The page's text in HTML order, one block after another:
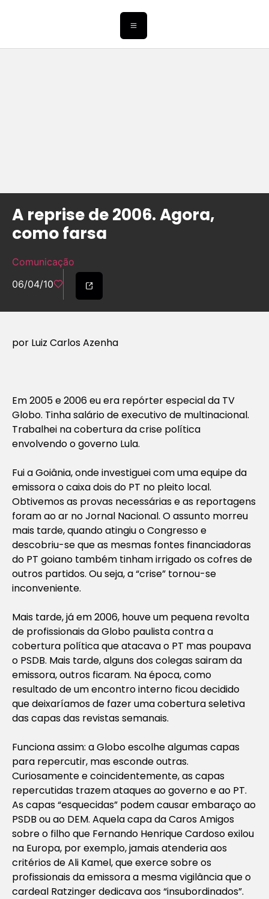
A reprise de 2006. Agora,
como farsa
Comunicação
06/04/10
por Luiz Carlos Azenha
Em 2005 e 2006 eu era repórter especial da TV
Globo. Tinha salário de executivo de multinacional.
Trabalhei na cobertura da crise política
envolvendo o governo Lula.
Fui a Goiânia, onde investiguei com uma equipe da
emissora o caixa dois do PT no pleito local.
Obtivemos as provas necessárias e as reportagens
foram ao ar no Jornal Nacional. O assunto morreu
mais tarde, quando atingiu o Congresso e
descobriu-se que as mesmas fontes financiadoras
do PT goiano também tinham irrigado os cofres de
outros partidos. Ou seja, a “crise” tornou-se
inconveniente.
Mais tarde, já em 2006, houve um pequena revolta
de profissionais da Globo paulista contra a
cobertura política que atacava o PT mas poupava
o PSDB. Mais tarde, alguns dos colegas sairam da
emissora, outros ficaram. Na época, como
resultado de um encontro interno ficou decidido
que deixaríamos de fazer uma cobertura seletiva
das capas das revistas semanais.
Funciona assim: a Globo escolhe algumas capas
para repercutir, mas esconde outras.
Curiosamente e coincidentemente, as capas
repercutidas trazem ataques ao governo e ao PT.
As capas “esquecidas” podem causar embaraço ao
PSDB ou ao DEM. Aquela capa da Caros Amigos
sobre o filho que Fernando Henrique Cardoso exilou
na Europa, por exemplo, jamais atenderia aos
critérios de Ali Kamel, que exerce sobre os
profissionais da emissora a mesma vigilância que o
cardeal Ratzinger dedicava aos “insubordinados”.